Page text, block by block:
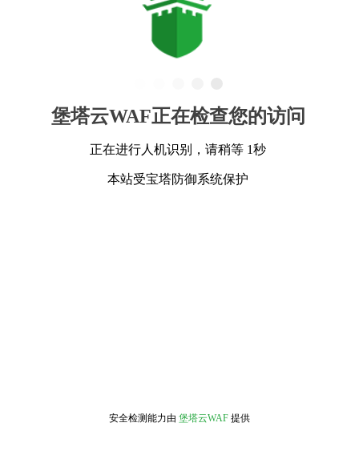
堡塔云WAF正在检查您的访问
正在进行人机识别，请稍等 1秒
本站受宝塔防御系统保护
安全检测能力由 堡塔云WAF 提供